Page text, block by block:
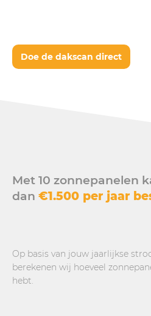
Doe de dakscan direct
Met 10 zonnepanelen
dan €1.500 per jaar
Op basis van jouw jaarlijkse
berekenen wij hoeveel
hebt.